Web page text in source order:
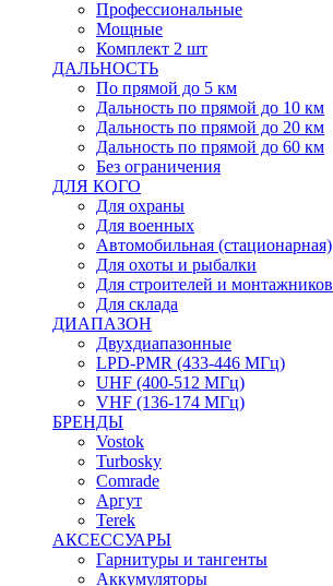
Профессиональные
Мощные
Комплект 2 шт
ДАЛЬНОСТЬ
По прямой до 5 км
Дальность по прямой до 10 км
Дальность по прямой до 20 км
Дальность по прямой до 60 км
Без ограничения
ДЛЯ КОГО
Для охраны
Для военных
Автомобильная (стационарная)
Для охоты и рыбалки
Для строителей и монтажников
Для склада
ДИАПАЗОН
Двухдиапазонные
LPD-PMR (433-446 МГц)
UHF (400-512 МГц)
VHF (136-174 МГц)
БРЕНДЫ
Vostok
Turbosky
Comrade
Аргут
Terek
АКСЕССУАРЫ
Гарнитуры и тангенты
Аккумуляторы